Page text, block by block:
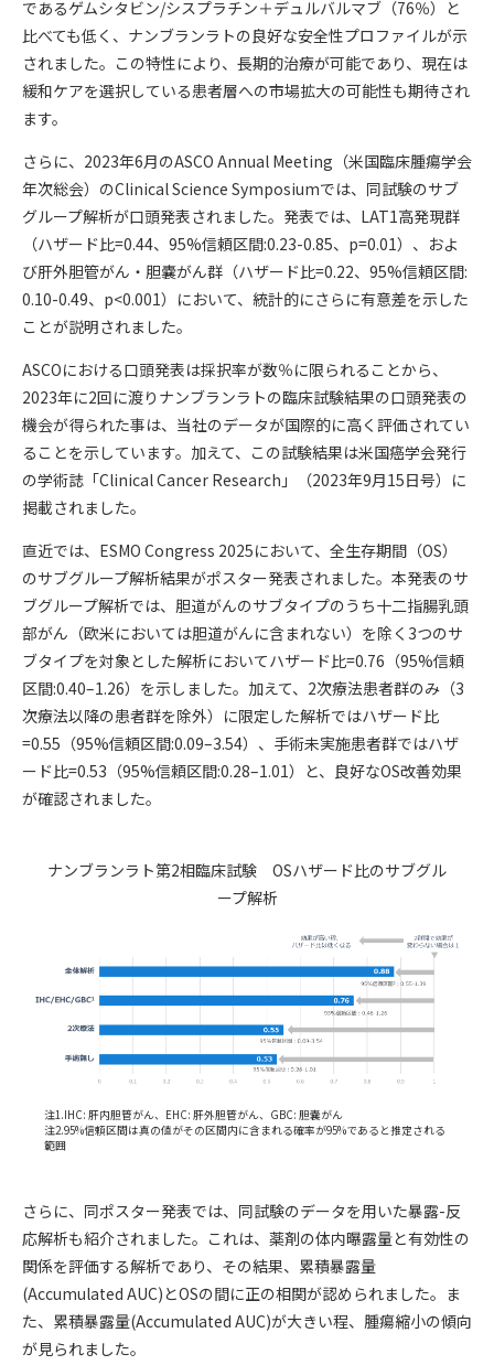
であるゲムシタビン/シスプラチン＋デュルバルマブ（76％）と
比べても低く、ナンブランラトの良好な安全性プロファイルが示
されました。この特性により、長期的治療が可能であり、現在は
緩和ケアを選択している患者層への市場拡大の可能性も期待され
ます。
さらに、2023年6月のASCO Annual Meeting（米国臨床腫瘍学会
年次総会）のClinical Science Symposiumでは、同試験のサブ
グループ解析が口頭発表されました。発表では、LAT1高発現群
（ハザード比=0.44、95%信頼区間:0.23-0.85、p=0.01）、およ
び肝外胆管がん・胆嚢がん群（ハザード比=0.22、95%信頼区間:
0.10-0.49、p<0.001）において、統計的にさらに有意差を示した
ことが説明されました。
ASCOにおける口頭発表は採択率が数％に限られることから、
2023年に2回に渡りナンブランラトの臨床試験結果の口頭発表の
機会が得られた事は、当社のデータが国際的に高く評価されてい
ることを示しています。加えて、この試験結果は米国癌学会発行
の学術誌「Clinical Cancer Research」（2023年9月15日号）に
掲載されました。
直近では、ESMO Congress 2025において、全生存期間（OS）
のサブグループ解析結果がポスター発表されました。本発表のサ
ブグループ解析では、胆道がんのサブタイプのうち十二指腸乳頭
部がん（欧米においては胆道がんに含まれない）を除く3つのサ
ブタイプを対象とした解析においてハザード比=0.76（95%信頼
区間:0.40–1.26）を示しました。加えて、2次療法患者群のみ（3
次療法以降の患者群を除外）に限定した解析ではハザード比
=0.55（95%信頼区間:0.09–3.54）、手術未実施患者群ではハザ
ード比=0.53（95%信頼区間:0.28–1.01）と、良好なOS改善効果
が確認されました。
ナンブランラト第2相臨床試験 OSハザード比のサブグル
ープ解析
注1.IHC: 肝内胆管がん、EHC: 肝外胆管がん、GBC: 胆嚢がん
注2.95%信頼区間は真の値がその区間内に含まれる確率が95%であると推定される
範囲
さらに、同ポスター発表では、同試験のデータを用いた暴露-反
応解析も紹介されました。これは、薬剤の体内曝露量と有効性の
関係を評価する解析であり、その結果、累積暴露量
(Accumulated AUC)とOSの間に正の相関が認められました。ま
た、累積暴露量(Accumulated AUC)が大きい程、腫瘍縮小の傾向
が見られました。